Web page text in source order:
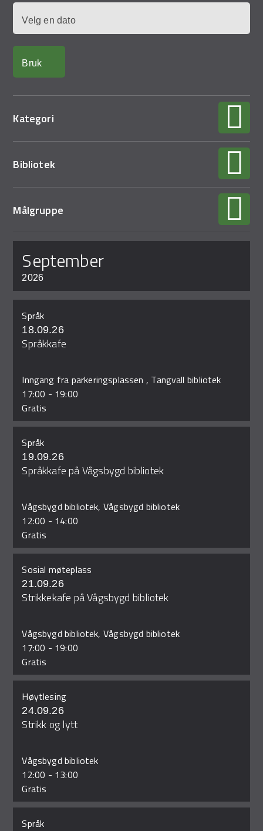
Kategori
Bibliotek
Målgruppe
september
2026
Språk
18.09.26
Språkkafe
Inngang fra parkeringsplassen , Tangvall bibliotek
17:00 - 19:00
Gratis
Språk
19.09.26
Språkkafe på Vågsbygd bibliotek
Vågsbygd bibliotek, Vågsbygd bibliotek
12:00 - 14:00
Gratis
Sosial møteplass
21.09.26
Strikkekafe på Vågsbygd bibliotek
Vågsbygd bibliotek, Vågsbygd bibliotek
17:00 - 19:00
Gratis
Høytlesing
24.09.26
Strikk og lytt
Vågsbygd bibliotek
12:00 - 13:00
Gratis
Språk